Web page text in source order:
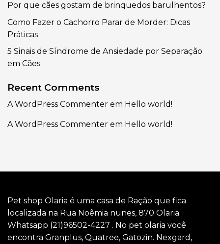
Por que cães gostam de brinquedos barulhentos?
Como Fazer o Cachorro Parar de Morder: Dicas
Práticas
5 Sinais de Síndrome de Ansiedade por Separação
em Cães
Recent Comments
A WordPress Commenter em Hello world!
A WordPress Commenter em Hello world!
Pet shop Olaria é uma casa de Ração que fica
localizada na Rua Noêmia nunes, 870 Olaria.
Whatsapp (21)96502-4227 . No pet olaria você
encontra Granplus, Quatree, Gatozin. Nexgard,